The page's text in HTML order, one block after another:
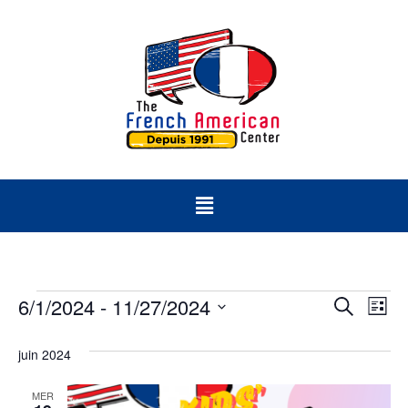
et
Liste
6/1/2024 - 11/27/2024
date.
juin 2024
MER